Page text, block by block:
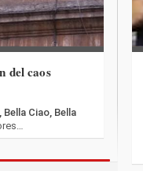
del caos
Ciao, Bella